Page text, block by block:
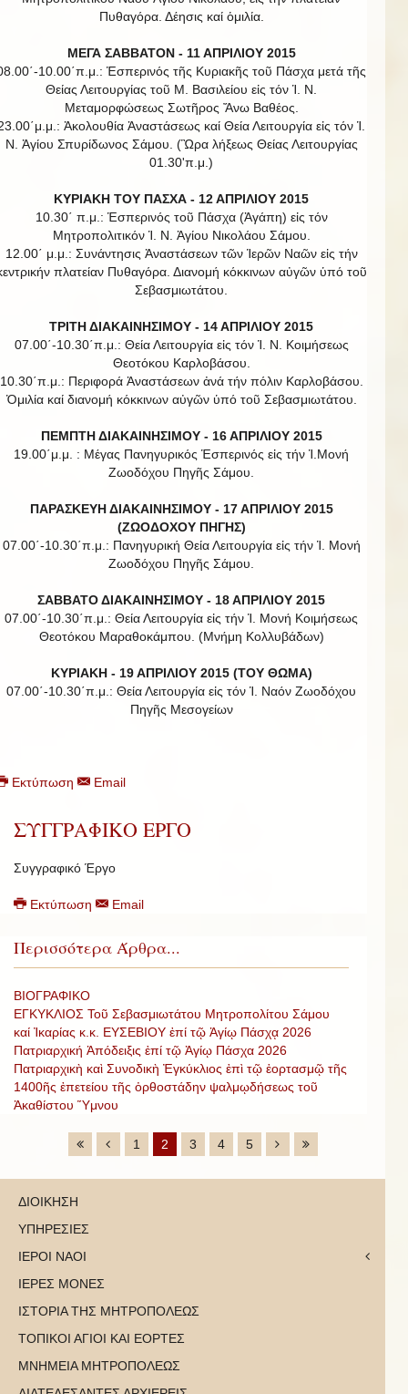
Πυθαγόρα. Δέησις καί ὁμιλία.
ΜΕΓΑ ΣΑΒΒΑΤΟΝ - 11 ΑΠΡΙΛΙΟΥ 2015
10.00΄π.μ.: Ἑσπερινός τῆς Κυριακῆς τοῦ Πάσχα μετά τῆς
Θείας Λειτουργίας τοῦ Μ. Βασιλείου εἰς τόν Ἱ. Ν.
Μεταμορφώσεως Σωτῆρος Ἄνω Βαθέος.
Ἀκολουθία Ἀναστάσεως καί Θεία Λειτουργία εἰς τόν Ἱ.
Ν. Ἁγίου Σπυρίδωνος Σάμου. (Ὣρα λήξεως Θείας Λειτουργίας
01.30'π.μ.)
ΚΥΡΙΑΚΗ ΤΟΥ ΠΑΣΧΑ - 12 ΑΠΡΙΛΙΟΥ 2015
10.30΄ π.μ.: Ἑσπερινός τοῦ Πάσχα (Ἀγάπη) εἰς τόν
Μητροπολιτικόν Ἱ. Ν. Ἁγίου Νικολάου Σάμου.
12.00΄ μ.μ.: Συνάντησις Ἀναστάσεων τῶν Ἱερῶν Ναῶν εἰς τήν
πλατείαν Πυθαγόρα. Διανομή κόκκινων αὐγῶν ὑπό τοῦ
Σεβασμιωτάτου.
ΤΡΙΤΗ ΔΙΑΚΑΙΝΗΣΙΜΟΥ - 14 ΑΠΡΙΛΙΟΥ 2015
07.00΄-10.30΄π.μ.: Θεία Λειτουργία εἰς τόν Ἱ. Ν. Κοιμήσεως
Θεοτόκου Καρλοβάσου.
10.30΄π.μ.: Περιφορά Ἀναστάσεων ἀνά τήν πόλιν Καρλοβάσου.
Ὁμιλία καί διανομή κόκκινων αὐγῶν ὑπό τοῦ Σεβασμιωτάτου.
ΠΕΜΠΤΗ ΔΙΑΚΑΙΝΗΣΙΜΟΥ - 16 ΑΠΡΙΛΙΟΥ 2015
19.00΄μ.μ. : Μέγας Πανηγυρικός Ἑσπερινός εἰς τήν Ἱ.Μονή
Ζωοδόχου Πηγῆς Σάμου.
ΠΑΡΑΣΚΕΥΗ ΔΙΑΚΑΙΝΗΣΙΜΟΥ - 17 ΑΠΡΙΛΙΟΥ 2015
(ΖΩΟΔΟΧΟΥ ΠΗΓΗΣ)
07.00΄-10.30΄π.μ.: Πανηγυρική Θεία Λειτουργία εἰς τήν Ἱ. Μονή
Ζωοδόχου Πηγῆς Σάμου.
ΣΑΒΒΑΤΟ ΔΙΑΚΑΙΝΗΣΙΜΟΥ - 18 ΑΠΡΙΛΙΟΥ 2015
07.00΄-10.30΄π.μ.: Θεία Λειτουργία εἰς τήν Ἱ. Μονή Κοιμήσεως
Θεοτόκου Μαραθοκάμπου. (Μνήμη Κολλυβάδων)
ΚΥΡΙΑΚΗ - 19 ΑΠΡΙΛΙΟΥ 2015 (ΤΟΥ ΘΩΜΑ)
07.00΄-10.30΄π.μ.: Θεία Λειτουργία εἰς τόν Ἱ. Ναόν Ζωοδόχου
Πηγῆς Μεσογείων
Εκτύπωση Email
ΣΥΓΓΡΑΦΙΚΟ ΕΡΓΟ
Συγγραφικό Έργο
Εκτύπωση Email
Περισσότερα Άρθρα...
ΒΙΟΓΡΑΦΙΚΟ
ΕΓΚΥΚΛΙΟΣ Τοῦ Σεβασμιωτάτου Μητροπολίτου Σάμου
καί Ἰκαρίας κ.κ. ΕΥΣΕΒΙΟΥ ἐπί τῷ Ἁγίῳ Πάσχᾳ 2026
Πατριαρχική Ἀπόδειξις ἐπί τῷ Ἁγίῳ Πάσχα 2026
Πατριαρχικὴ καὶ Συνοδικὴ Ἐγκύκλιος ἐπὶ τῷ ἑορτασμῷ τῆς
1400ῆς ἐπετείου τῆς ὀρθοστάδην ψαλμῳδήσεως τοῦ
Ἀκαθίστου Ὕμνου
1 2 3 4 5
ΔΙΟΙΚΗΣΗ
ΥΠΗΡΕΣΙΕΣ
ΙΕΡΟΙ ΝΑΟΙ
ΙΕΡΕΣ ΜΟΝΕΣ
ΙΣΤΟΡΙΑ ΤΗΣ ΜΗΤΡΟΠΟΛΕΩΣ
ΤΟΠΙΚΟΙ ΑΓΙΟΙ ΚΑΙ ΕΟΡΤΕΣ
ΜΝΗΜΕΙΑ ΜΗΤΡΟΠΟΛΕΩΣ